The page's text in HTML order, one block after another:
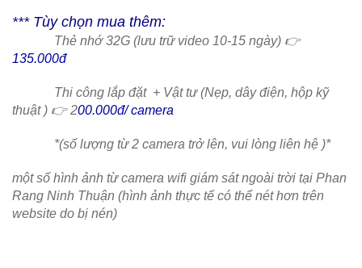
*** Tùy chọn mua thêm:
Thẻ nhớ 32G (lưu trữ video 10-15 ngày) 👉
135.000đ
Thi công lắp đặt + Vật tư (Nẹp, dây điện, hộp kỹ
thuật ) 👉 200.000đ/camera
*(số lượng từ 2 camera trở lên, vui lòng liên hệ )*
một số hình ảnh từ camera wifi giám sát ngoài trời tại Phan
Rang Ninh Thuận (hình ảnh thực tế có thể nét hơn trên
website do bị nén)